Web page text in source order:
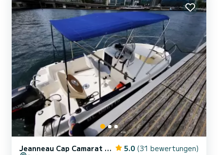
einer tie...
Jeanneau Cap Camarat 545 WA 5.0 (31 bewertungen)